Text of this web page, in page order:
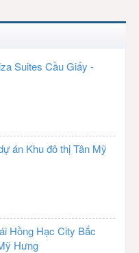
Suites Cầu Giấy -
án Khu đô thị Tân Mỹ
Hồng Hạc City Bắc
Hưng